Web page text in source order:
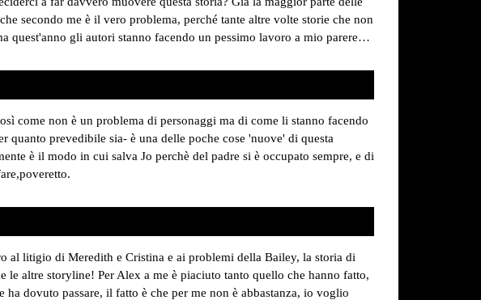
secondo me è il vero problema, perché tante altre volte storie che non
quest'anno gli autori stanno facendo un pessimo lavoro a mio parere…
come non è un problema di personaggi ma di come li stanno facendo
quanto prevedibile sia- è una delle poche cose 'nuove' di questa
è il modo in cui salva Jo perchè del padre si è occupato sempre, e di
al litigio di Meredith e Cristina e ai problemi della Bailey, la storia di
altre storyline! Per Alex a me è piaciuto tanto quello che hanno fatto,
dovuto passare, il fatto è che per me non è abbastanza, io voglio